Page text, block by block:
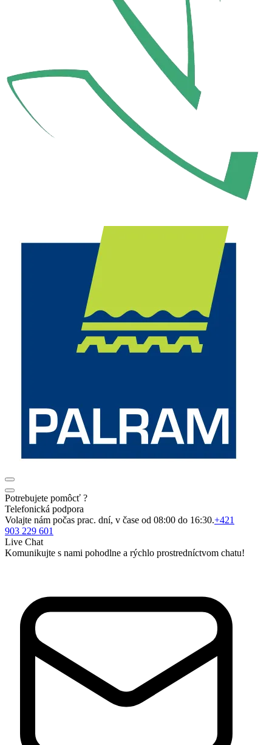
Potrebujete pomôcť ?
Telefonická podpora
Volajte nám počas prac. dní, v čase od 08:00 do 16:30.+421
903 229 601
Live Chat
Komunikujte s nami pohodlne a rýchlo prostredníctvom chatu!